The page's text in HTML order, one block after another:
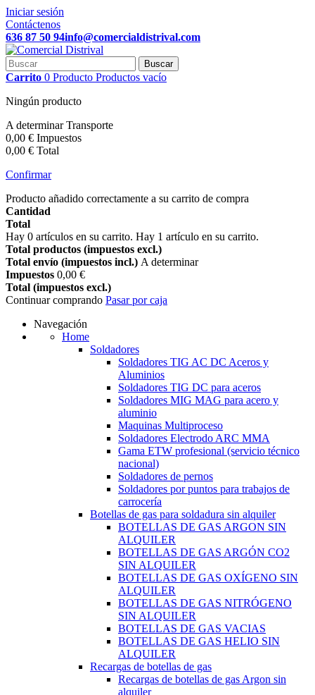
Iniciar sesión
Contáctenos
636 87 50 94info@comercialdistrival.com
Buscar
Carrito 0 Producto Productos vacío
Ningún producto
A determinarTransporte
0,00 € Impuestos
0,00 € Total
Confirmar
Producto añadido correctamente a su carrito de compra
Cantidad
Total
Hay 0 artículos en su carrito. Hay 1 artículo en su carrito.
Total productos (impuestos excl.)
Total envío (impuestos incl.) A determinar
Impuestos 0,00 €
Total (impuestos excl.)
Continuar comprando Pasar por caja
Navegación
Home
Soldadores
Soldadores TIG AC DC Aceros y
Aluminios
Soldadores TIG DC para aceros
Soldadores MIG MAG para acero y
aluminio
Maquinas Multiproceso
Soldadores Electrodo ARC MMA
Gama ETW profesional (servicio técnico
nacional)
Soldadores de pernos
Soldadores por puntos para trabajos de
carrocería
Botellas de gas para soldadura sin alquiler
BOTELLAS DE GAS ARGON SIN
ALQUILER
BOTELLAS DE GAS ARGÓN CO2
SIN ALQUILER
BOTELLAS DE GAS OXÍGENO SIN
ALQUILER
BOTELLAS DE GAS NITRÓGENO
SIN ALQUILER
BOTELLAS DE GAS VACIAS
BOTELLAS DE GAS HELIO SIN
ALQUILER
Recargas de botellas de gas
Recargas de botellas de gas Argon sin
alquiler